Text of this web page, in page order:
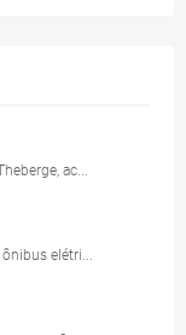
ac...
elétri...